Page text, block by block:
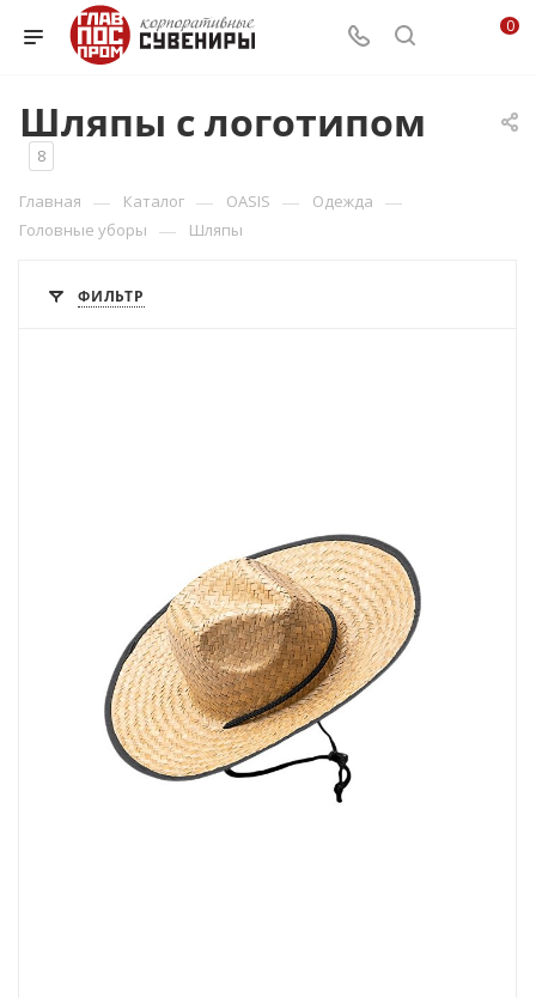
0
Шляпы с логотипом
8
Главная — Каталог — OASIS — Одежда —
Головные уборы — Шляпы
ФИЛЬТР